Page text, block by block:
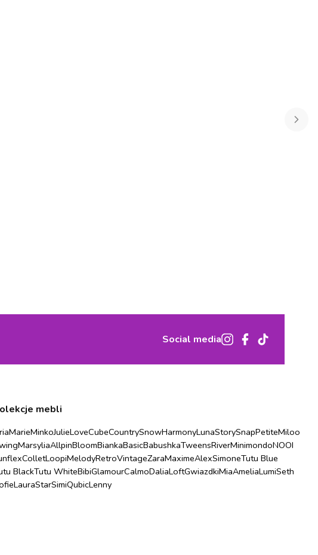
Social media
mebli
MarieMinkoJulieLoveCubeCountrySnowHarmonyLunaStorySnapPetiteMiloo
MarsyliaAllpinBloomBiankaBasicBabushkaTweensRiverMinimondoNOOI
ColletLoopiMelodyRetroVintageZaraMaximeAlexSimoneTutu Blue
BlackTutu WhiteBibiGlamourCalmoDaliaLoftGwiazdkiMiaAmeliaLumiSeth
LauraStarSimiQubicLenny